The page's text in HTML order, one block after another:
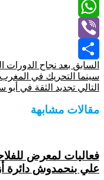
Email
WhatsApp
Viber
Share
السابق بعد نجاح الدورات
سينما التحريك في المغرب
التالي تجديد الثقة في
مقالات مشابهة
فعاليات لمعرض
علي بنحمدوش دائرة